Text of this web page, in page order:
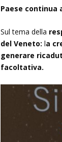
Paese
Sul tema della
del Veneto: la
generare
facoltativa.